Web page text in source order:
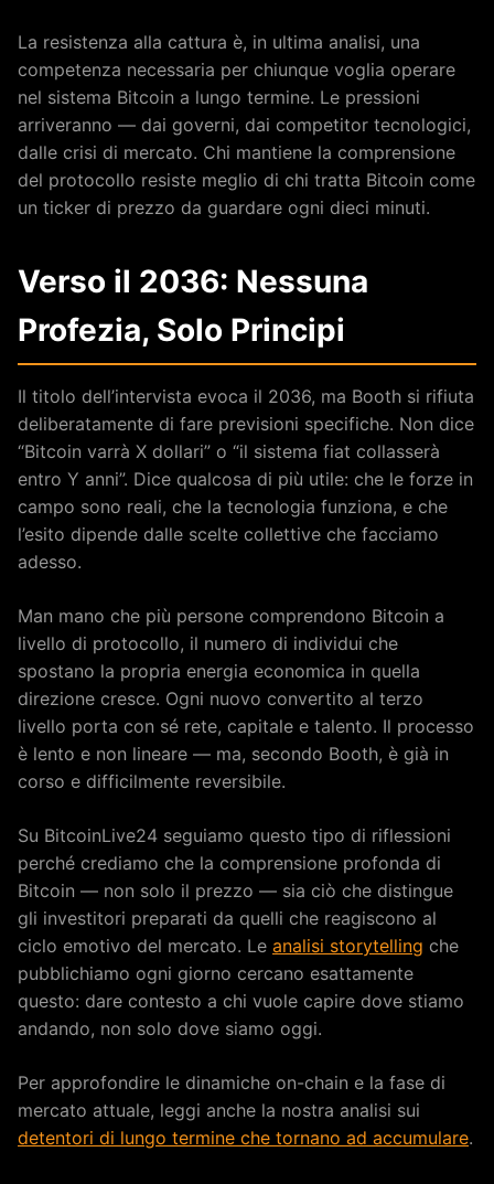
La resistenza alla cattura è, in ultima analisi, una
competenza necessaria per chiunque voglia operare
nel sistema Bitcoin a lungo termine. Le pressioni
arriveranno — dai governi, dai competitor tecnologici,
dalle crisi di mercato. Chi mantiene la comprensione
del protocollo resiste meglio di chi tratta Bitcoin come
un ticker di prezzo da guardare ogni dieci minuti.
Verso il 2036: Nessuna
Profezia, Solo Principi
Il titolo dell’intervista evoca il 2036, ma Booth si rifiuta
deliberatamente di fare previsioni specifiche. Non dice
“Bitcoin varrà X dollari” o “il sistema fiat collasserà
entro Y anni”. Dice qualcosa di più utile: che le forze in
campo sono reali, che la tecnologia funziona, e che
l’esito dipende dalle scelte collettive che facciamo
adesso.
Man mano che più persone comprendono Bitcoin a
livello di protocollo, il numero di individui che
spostano la propria energia economica in quella
direzione cresce. Ogni nuovo convertito al terzo
livello porta con sé rete, capitale e talento. Il processo
è lento e non lineare — ma, secondo Booth, è già in
corso e difficilmente reversibile.
Su BitcoinLive24 seguiamo questo tipo di riflessioni
perché crediamo che la comprensione profonda di
Bitcoin — non solo il prezzo — sia ciò che distingue
gli investitori preparati da quelli che reagiscono al
ciclo emotivo del mercato. Le analisi storytelling che
pubblichiamo ogni giorno cercano esattamente
questo: dare contesto a chi vuole capire dove stiamo
andando, non solo dove siamo oggi.
Per approfondire le dinamiche on-chain e la fase di
mercato attuale, leggi anche la nostra analisi sui
detentori di lungo termine che tornano ad accumulare.